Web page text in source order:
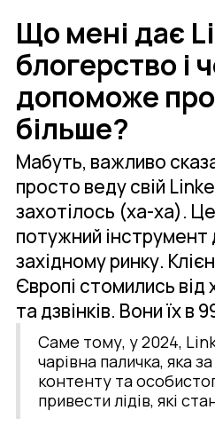
Що мені дає
блогерство і
допоможе
більше?
Мабуть, важливо
просто веду свій
захотілось (ха-ха).
потужний інструмент
західному ринку.
Європі стомились від
та дзвінків. Вони їх в
Саме тому, у 2024,
чарівна паличка, яка
контенту та
привести лідів, які